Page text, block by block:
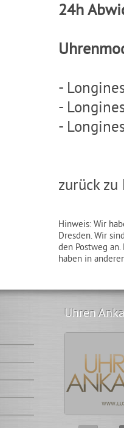
24h
-
-
-
zurück
Hinweis: Wir
Dresden. Wir
den Postweg
haben in
Uhren